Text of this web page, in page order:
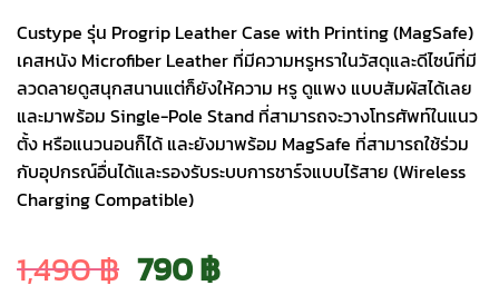
Custype รุ่น Progrip Leather Case with Printing (MagSafe)
เคสหนัง Microfiber Leather ที่มีความหรูหราในวัสดุและดีไซน์ที่มี
ลวดลายดูสนุกสนานแต่ก็ยังให้ความ หรู ดูแพง แบบสัมผัสได้เลย
และมาพร้อม Single-Pole Stand ที่สามารถจะวางโทรศัพท์ในแนว
ตั้ง หรือแนวนอนก็ได้ และยังมาพร้อม MagSafe ที่สามารถใช้ร่วม
กับอุปกรณ์อื่นได้และรองรับระบบการชาร์จแบบไร้สาย (Wireless
Charging Compatible)
1,490฿ Original
790฿Current